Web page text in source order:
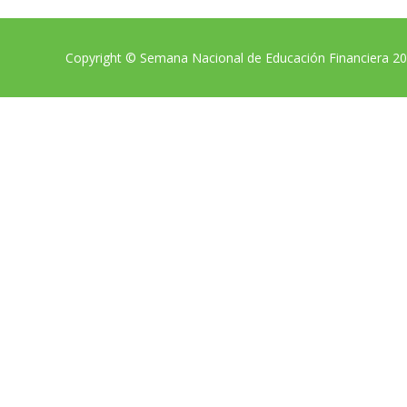
Copyright © Semana Nacional de Educación Financiera